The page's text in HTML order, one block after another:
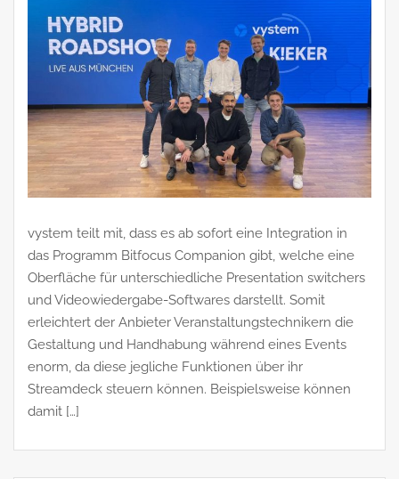
vystem teilt mit, dass es ab sofort eine Integration in
das Programm Bitfocus Companion gibt, welche eine
Oberfläche für unterschiedliche Presentation switchers
und Videowiedergabe-Softwares darstellt. Somit
erleichtert der Anbieter Veranstaltungstechnikern die
Gestaltung und Handhabung während eines Events
enorm, da diese jegliche Funktionen über ihr
Streamdeck steuern können. Beispielsweise können
damit […]